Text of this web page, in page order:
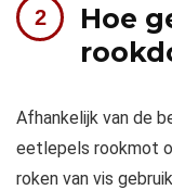
Hoe
Afhankelijk van de
eetlepels rookmot
roken van vis